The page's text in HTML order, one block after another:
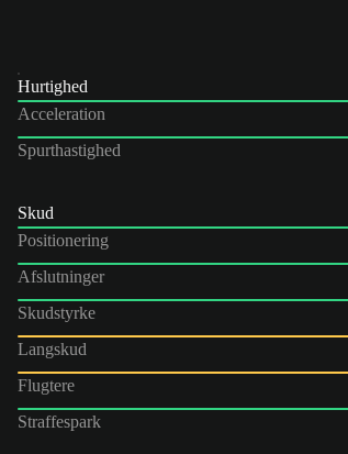
Hurtighed
Acceleration
Spurthastighed
Skud
Positionering
Afslutninger
Skudstyrke
Langskud
Flugtere
Straffespark